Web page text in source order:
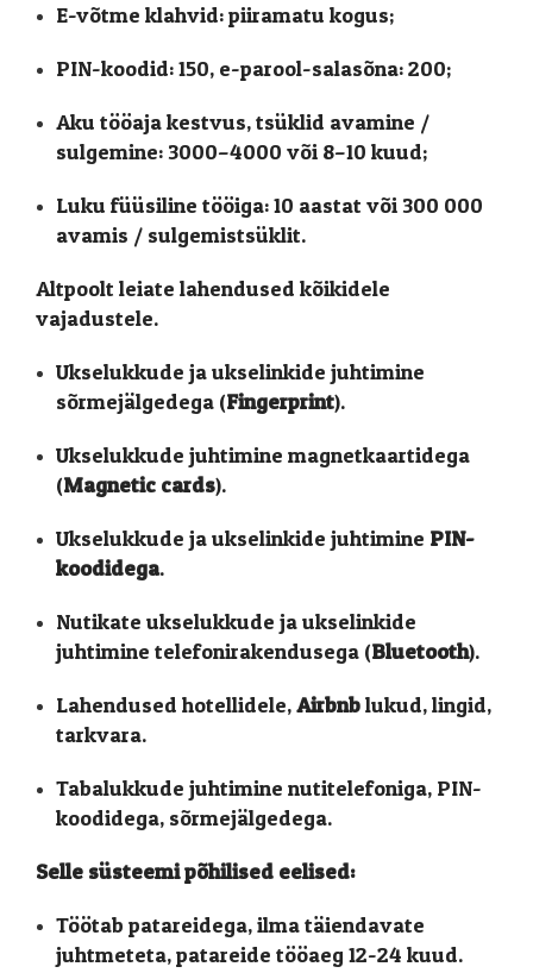
E-võtme klahvid: piiramatu kogus;
PIN-koodid: 150, e-parool-salasõna: 200;
Aku tööaja kestvus, tsüklid avamine /
sulgemine: 3000–4000 või 8–10 kuud;
Luku füüsiline tööiga: 10 aastat või 300 000
avamis / sulgemistsüklit.
Altpoolt leiate lahendused kõikidele
vajadustele.
Ukselukkude ja ukselinkide juhtimine
sõrmejälgedega (Fingerprint).
Ukselukkude juhtimine magnetkaartidega
(Magnetic cards).
Ukselukkude ja ukselinkide juhtimine PIN-
koodidega.
Nutikate ukselukkude ja ukselinkide
juhtimine telefonirakendusega (Bluetooth).
Lahendused hotellidele,Airbnblukud, lingid,
tarkvara.
Tabalukkude juhtimine nutitelefoniga, PIN-
koodidega, sõrmejälgedega.
Selle süsteemi põhilised eelised:
Töötab patareidega, ilma täiendavate
juhtmeteta, patareide tööaeg 12-24 kuud.